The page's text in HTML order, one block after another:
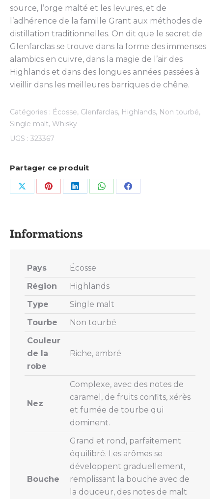
source, l’orge malté et les levures, et de
l’adhérence de la famille Grant aux méthodes de
distillation traditionnelles. On dit que le secret de
Glenfarclas se trouve dans la forme des immenses
alambics en cuivre, dans la magie de l’air des
Highlands et dans des longues années passées à
vieillir dans les meilleures barriques de chêne.
Catégories : Écosse, Glenfarclas, Highlands, Non tourbé,
Single malt, Whisky
UGS : 323367
Partager ce produit
Share Share Share Share Share
Pays
Écosse
Région
Highlands
Type
Single malt
Tourbe
Non tourbé
Couleur
de la
robe
Riche, ambré
Nez
Complexe, avec des notes de
caramel, de fruits confits, xérès
et fumée de tourbe qui
dominent.
Bouche
Grand et rond, parfaitement
équilibré. Les arômes se
développent graduellement,
remplissant la bouche avec de
la douceur, des notes de malt